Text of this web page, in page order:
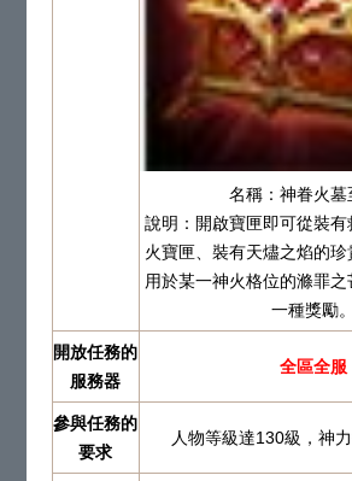
名稱：神眷火墓
說明：開啟寶匣即可從裝
火寶匣、裝有天燼之焰的
用於某一神火格位的滌罪
一種獎勵。
開放任務的
服務器
全區全服
參與任務的
要求
人物等級達130級，神